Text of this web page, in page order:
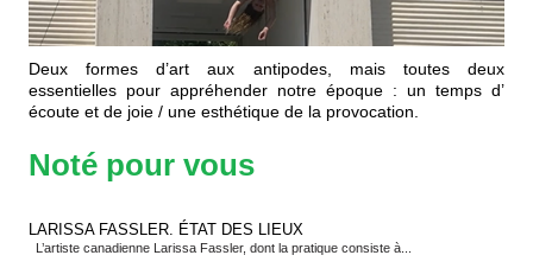
Deux formes d’art aux antipodes, mais toutes deux
essentielles pour appréhender notre époque : un temps d’
écoute et de joie / une esthétique de la provocation.
Noté pour vous
LARISSA FASSLER. ÉTAT DES LIEUX
L’artiste canadienne Larissa Fassler, dont la pratique consiste à...